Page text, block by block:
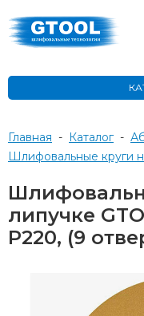
Главная - Каталог -
Шлифовальные круги
липучке
P220, (9